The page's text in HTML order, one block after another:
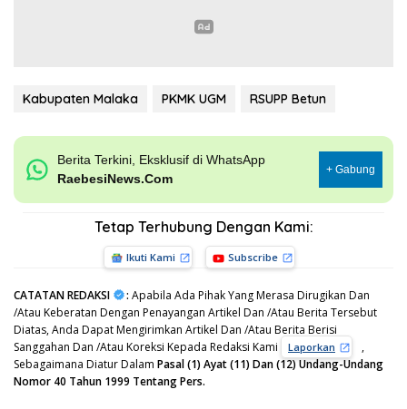
Kabupaten Malaka PKMK UGM RSUPP Betun
Berita Terkini, Eksklusif di WhatsApp
RaebesiNews.Com
+ Gabung
Tetap Terhubung Dengan Kami:
Ikuti Kami Subscribe
CATATAN REDAKSI : Apabila Ada Pihak Yang Merasa Dirugikan Dan
/Atau Keberatan Dengan Penayangan Artikel Dan /Atau Berita Tersebut
Diatas, Anda Dapat Mengirimkan Artikel Dan /Atau Berita Berisi
Sanggahan Dan /Atau Koreksi Kepada Redaksi Kami
Laporkan
,
Sebagaimana Diatur Dalam Pasal (1) Ayat (11) Dan (12) Undang-Undang
Nomor 40 Tahun 1999 Tentang Pers.